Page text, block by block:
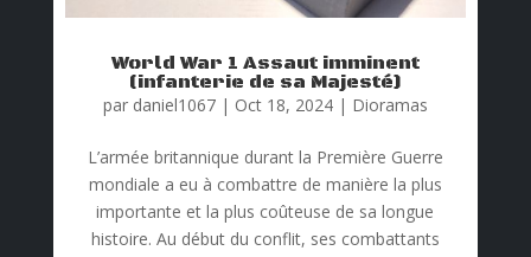
World War 1 Assaut imminent
(infanterie de sa Majesté)
par daniel1067| Oct 18, 2024| Dioramas
L’armée britannique durant la Première Guerre
mondiale a eu à combattre de manière la plus
importante et la plus coûteuse de sa longue
histoire. Au début du conflit, ses combattants